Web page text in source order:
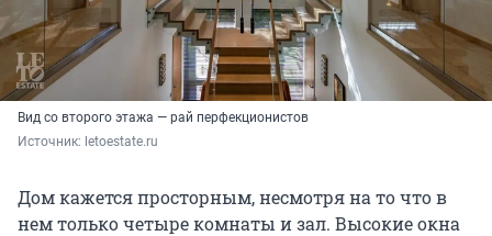
Вид со второго этажа — рай перфекционистов
Источник: letoestate.ru
Дом кажется просторным, несмотря на то что в
нем только четыре комнаты и зал. Высокие окна